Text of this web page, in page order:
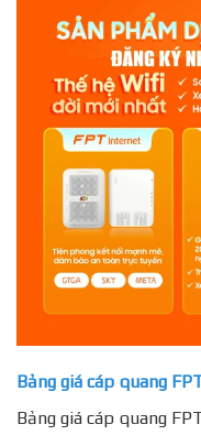
Bảng giá cáp quang
Bảng giá cáp quang